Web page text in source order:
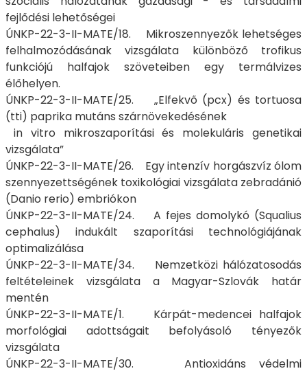
fejlődési lehetőségei
ÚNKP-22-3-II-MATE/18. Mikroszennyezők lehetséges
felhalmozódásának vizsgálata különböző trofikus
funkciójú halfajok szöveteiben egy termálvizes
élőhelyen.
ÚNKP-22-3-II-MATE/25. „Elfekvő (pcx) és tortuosa
(tti) paprika mutáns szárnövekedésének
in vitro mikroszaporítási és molekuláris genetikai
vizsgálata”
ÚNKP-22-3-II-MATE/26. Egy intenzív horgászvíz ólom
szennyezettségének toxikológiai vizsgálata zebradánió
(Danio rerio) embriókon
ÚNKP-22-3-II-MATE/24. A fejes domolykó (Squalius
cephalus) indukált szaporítási technológiájának
optimalizálása
ÚNKP-22-3-II-MATE/34. Nemzetközi hálózatosodás
feltételeinek vizsgálata a Magyar-Szlovák határ
mentén
ÚNKP-22-3-II-MATE/1. Kárpát-medencei halfajok
morfológiai adottságait befolyásoló tényezők
vizsgálata
ÚNKP-22-3-II-MATE/30. Antioxidáns védelmi